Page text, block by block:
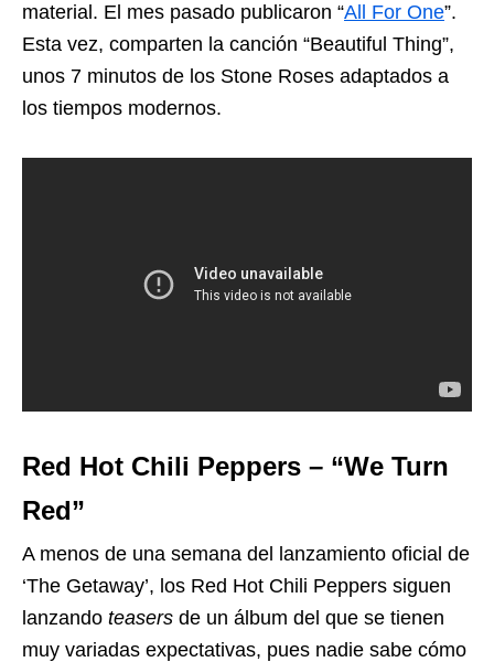
material. El mes pasado publicaron “All For One”.
Esta vez, comparten la canción “Beautiful Thing”,
unos 7 minutos de los Stone Roses adaptados a
los tiempos modernos.
Red Hot Chili Peppers – “We Turn
Red”
A menos de una semana del lanzamiento oficial de
‘The Getaway’, los Red Hot Chili Peppers siguen
lanzando teasers de un álbum del que se tienen
muy variadas expectativas, pues nadie sabe cómo